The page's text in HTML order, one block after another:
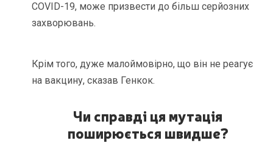
COVID-19, може призвести до більш серйозних
захворювань.
Крім того, дуже малоймовірно, що він не реагує
на вакцину, сказав Генкок.
Чи справді ця мутація
поширюється швидше?